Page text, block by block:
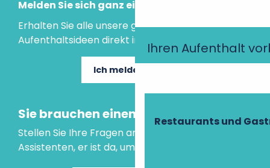
Ihren Aufenthalt
Restaurants und
Melden Sie sich ganz einfach an!
Erhalten Sie alle unsere guten Tipps und
Aufenthaltsideen direkt in Ihre Mailbox.
Ich melde mich an
Sie brauchen einen Rat?
Stellen Sie Ihre Fragen an unseren virtuellen
Assistenten, er ist da, um Ihnen zu helfen.